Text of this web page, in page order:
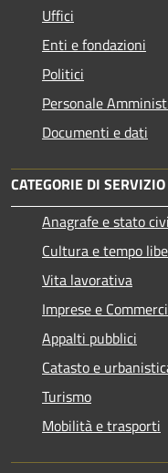
Uffici
Enti e fondazioni
Politici
Personale
Documenti e dati
CATEGORIE DI SERVIZIO
Anagrafe e stato
Cultura e tempo
Vita lavorativa
Imprese e
Appalti pubblici
Catasto e
Turismo
Mobilità e trasporti